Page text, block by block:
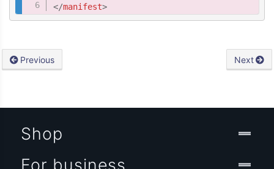
</manifest>
Previous Next
Shop
For business